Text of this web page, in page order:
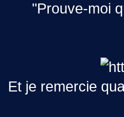
"Prouve-moi
Et je remercie